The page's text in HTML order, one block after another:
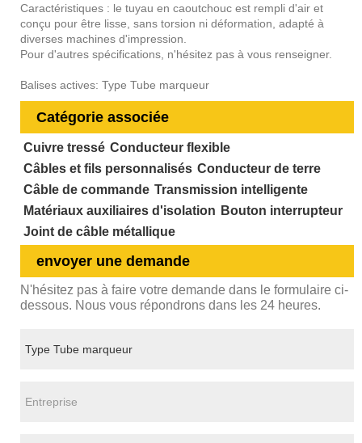
Caractéristiques : le tuyau en caoutchouc est rempli d'air et
conçu pour être lisse, sans torsion ni déformation, adapté à
diverses machines d'impression.
Pour d'autres spécifications, n'hésitez pas à vous renseigner.
Balises actives: Type Tube marqueur
Catégorie associée
Cuivre tressé Conducteur flexible
Câbles et fils personnalisés Conducteur de terre
Câble de commande Transmission intelligente
Matériaux auxiliaires d'isolation Bouton interrupteur
Joint de câble métallique
envoyer une demande
N'hésitez pas à faire votre demande dans le formulaire ci-
dessous. Nous vous répondrons dans les 24 heures.